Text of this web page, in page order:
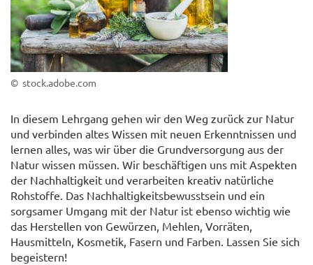
© stock.adobe.com
In diesem Lehrgang gehen wir den Weg zurück zur Natur
und verbinden altes Wissen mit neuen Erkenntnissen und
lernen alles, was wir über die Grundversorgung aus der
Natur wissen müssen. Wir beschäftigen uns mit Aspekten
der Nachhaltigkeit und verarbeiten kreativ natürliche
Rohstoffe. Das Nachhaltigkeitsbewusstsein und ein
sorgsamer Umgang mit der Natur ist ebenso wichtig wie
das Herstellen von Gewürzen, Mehlen, Vorräten,
Hausmitteln, Kosmetik, Fasern und Farben. Lassen Sie sich
begeistern!